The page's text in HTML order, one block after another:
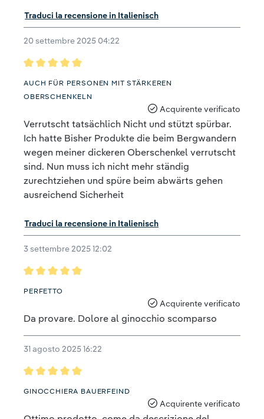
Traduci la recensione in Italienisch
20 settembre 2025 04:22
Recensione con valutazione di 5 su 5 stelle
AUCH FÜR PERSONEN MIT STÄRKEREN
OBERSCHENKELN
Acquirente verificato
Verrutscht tatsächlich Nicht und stützt spürbar.
Ich hatte Bisher Produkte die beim Bergwandern
wegen meiner dickeren Oberschenkel verrutscht
sind. Nun muss ich nicht mehr ständig
zurechtziehen und spüre beim abwärts gehen
ausreichend Sicherheit
Traduci la recensione in Italienisch
3 settembre 2025 12:02
Recensione con valutazione di 5 su 5 stelle
PERFETTO
Acquirente verificato
Da provare. Dolore al ginocchio scomparso
31 agosto 2025 16:22
Recensione con valutazione di 5 su 5 stelle
GINOCCHIERA BAUERFEIND
Acquirente verificato